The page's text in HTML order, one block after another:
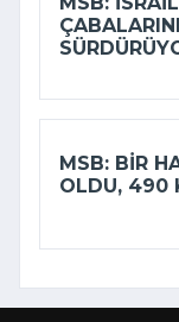
MSB: BIR
OLDU, 490